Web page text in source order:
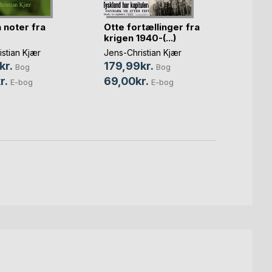
noter fra
Kjær
Bog
E-bog
Otte fortællinger fra
krigen 1940-(...)
Jens-Christian Kjær
179,99kr. Bog
69,00kr. E-bog